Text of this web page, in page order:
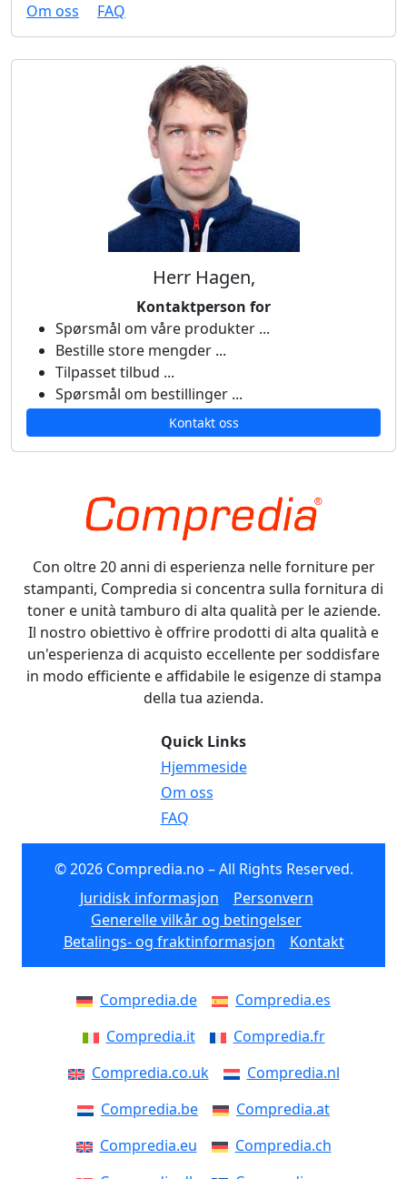
Om oss
FAQ
Herr Hagen,
Kontaktperson for
Spørsmål om våre produkter ...
Bestille store mengder ...
Tilpasset tilbud ...
Spørsmål om bestillinger ...
Kontakt oss
Con oltre 20 anni di esperienza nelle forniture per
stampanti, Compredia si concentra sulla fornitura di
toner e unità tamburo di alta qualità per le aziende.
Il nostro obiettivo è offrire prodotti di alta qualità e
un'esperienza di acquisto eccellente per soddisfare
in modo efficiente e affidabile le esigenze di stampa
della tua azienda.
Quick Links
Hjemmeside
Om oss
FAQ
© 2026 Compredia.no – All Rights Reserved.
Juridisk informasjon
Personvern
Generelle vilkår og betingelser
Betalings- og fraktinformasjon
Kontakt
Compredia.de
Compredia.es
Compredia.it
Compredia.fr
Compredia.co.uk
Compredia.nl
Compredia.be
Compredia.at
Compredia.eu
Compredia.ch